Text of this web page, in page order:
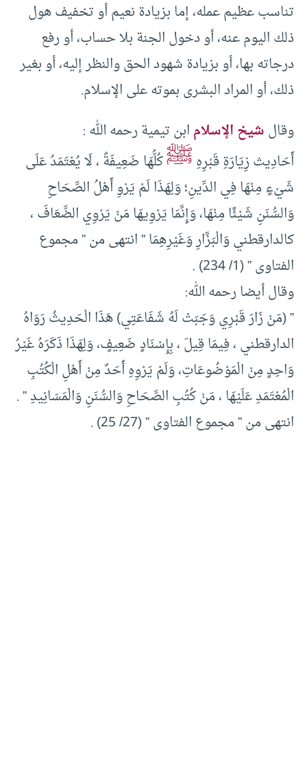
تناسب عظيم عمله، إما بزيادة نعيم أو تخفيف هول
ذلك اليوم عنه، أو دخول الجنة بلا حساب، أو رفع
درجاته بها، أو بزيادة شهود الحق والنظر إليه، أو بغير
ذلك، أو المراد البشرى بموته على الإسلام.
وقالشيخ الإسلامابن تيمية رحمه الله :
أَحَادِيث زِيَارَةِ قَبْرِهِﷺكُلُّهَا ضَعِيفَةٌ ، لَا يُعْتَمَدُ عَلَى
شَيْءٍ مِنْهَا فِي الدِّينِ؛ وَلِهَذَا لَمْ يَرْوِ أَهْلُ الصِّحَاحِ
وَالسُّنَنِ شَيْئًا مِنْهَا، وَإِنَّمَا يَرْوِيهَا مَنْ يَرْوِي الضِّعَافَ ،
كالدارقطني وَالْبَزَّارِ وَغَيْرِهِمَا ” انتهى من ” مجموع
الفتاوى ” (1/ 234) .
وقال أيضا رحمه الله:
” (مَنْ زَارَ قَبْرِي وَجَبَتْ لَهُ شَفَاعَتِي) هَذَا الْحَدِيثُ رَوَاهُ
الدارقطني ، فِيمَا قِيلَ ، بِإِسْنَادٍ ضَعِيفٍ، وَلِهَذَا ذَكَرَهُ غَيْرُ
وَاحِدٍ مِنْ الْمَوْضُوعَاتِ، وَلَمْ يَرْوِهِ أَحَدٌ مِنْ أَهْلِ الْكُتُبِ
الْمُعْتَمَدِ عَلَيْهَا ، مَنْ كُتُبِ الصِّحَاحِ وَالسُّنَنِ وَالْمَسَانِيدِ ” .
انتهى من ” مجموع الفتاوى ” (27/ 25) .